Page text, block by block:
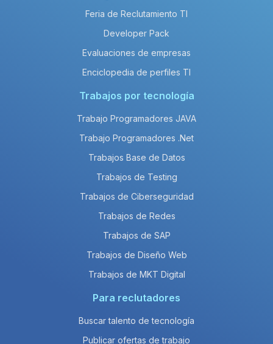
Feria de Reclutamiento TI
Developer Pack
Evaluaciones de empresas
Enciclopedia de perfiles TI
Trabajos por tecnología
Trabajo Programadores JAVA
Trabajo Programadores .Net
Trabajos Base de Datos
Trabajos de Testing
Trabajos de Ciberseguridad
Trabajos de Redes
Trabajos de SAP
Trabajos de Diseño Web
Trabajos de MKT Digital
Para reclutadores
Buscar talento de tecnología
Publicar ofertas de trabajo